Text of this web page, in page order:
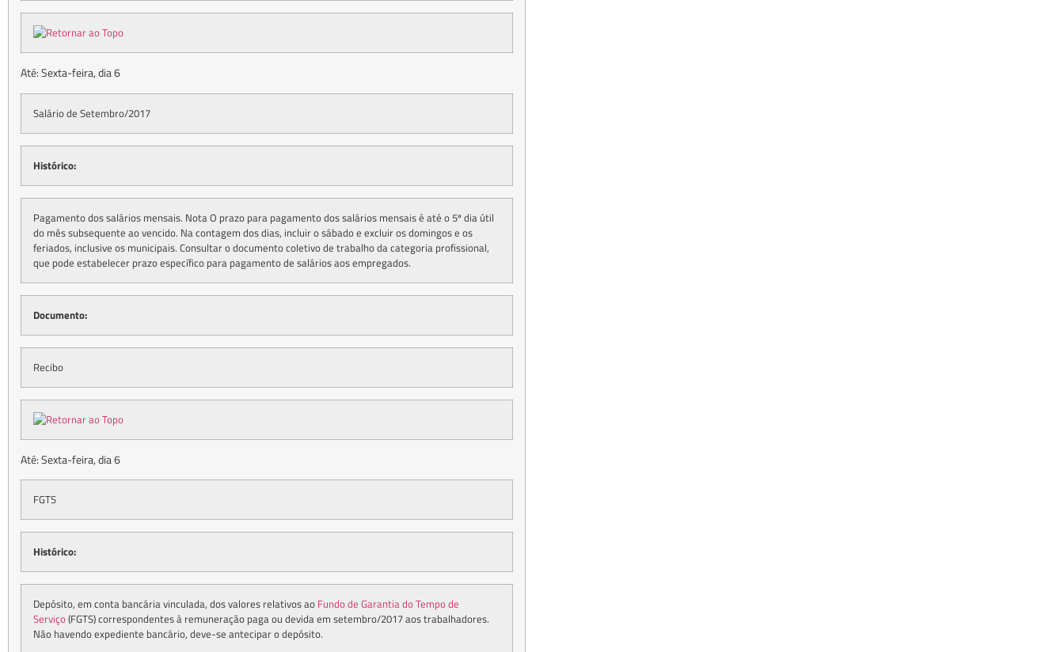
Até: Sexta-feira, dia 6
Salário de Setembro/2017
Histórico:
Pagamento dos salários mensais. Nota O prazo para pagamento dos salários mensais é até o 5º dia útil
do mês subsequente ao vencido. Na contagem dos dias, incluir o sábado e excluir os domingos e os
feriados, inclusive os municipais. Consultar o documento coletivo de trabalho da categoria profissional,
que pode estabelecer prazo específico para pagamento de salários aos empregados.
Documento:
Recibo
Até: Sexta-feira, dia 6
FGTS
Histórico:
Depósito, em conta bancária vinculada, dos valores relativos ao Fundo de Garantia do Tempo de
Serviço(FGTS) correspondentes à remuneração paga ou devida em setembro/2017 aos trabalhadores.
Não havendo expediente bancário, deve-se antecipar o depósito.